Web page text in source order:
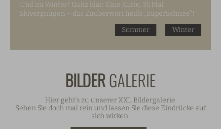
Und im Winter? Ganz klar: Eine Karte, 35 Mal
Skivergnügen – das Zauberwort heißt „SuperSchnee“!
Sommer
Winter
BILDERGALERIE
Hier geht‘s zu unserer XXL Bildergalerie.
Sehen Sie doch mal rein und lassen Sie diese Eindrücke auf
sich wirken.